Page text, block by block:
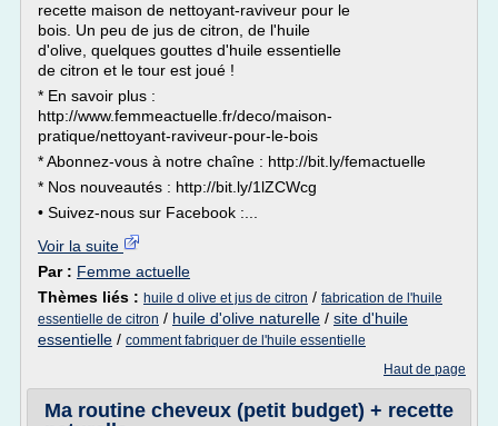
recette maison de nettoyant-raviveur pour le
bois. Un peu de jus de citron, de l'huile
d'olive, quelques gouttes d'huile essentielle
de citron et le tour est joué !
* En savoir plus :
http://www.femmeactuelle.fr/deco/maison-
pratique/nettoyant-raviveur-pour-le-bois
* Abonnez-vous à notre chaîne : http://bit.ly/femactuelle
* Nos nouveautés : http://bit.ly/1lZCWcg
• Suivez-nous sur Facebook :...
Voir la suite
Par : Femme actuelle
Thèmes liés : huile d olive et jus de citron / fabrication de l'huile
essentielle de citron / huile d'olive naturelle / site d'huile
essentielle / comment fabriquer de l'huile essentielle
Haut de page
Ma routine cheveux (petit budget) + recette